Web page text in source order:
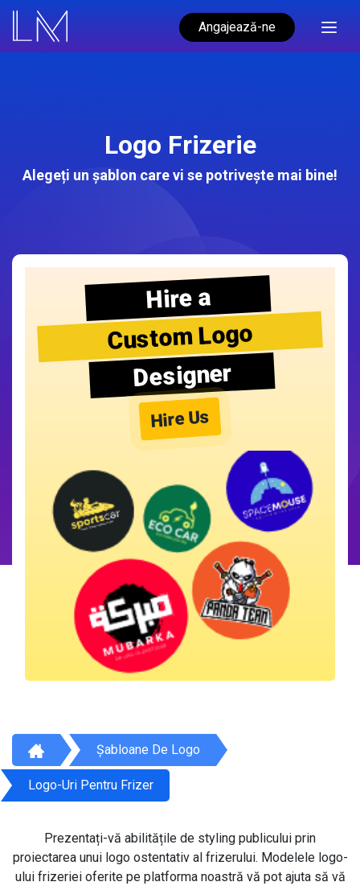
Angajează-ne
Logo Frizerie
Alegeți un șablon care vi se potrivește mai bine!
Hire a
Custom Logo
Designer
Hire Us
Șabloane De Logo
Logo-Uri Pentru Frizer
Prezentați-vă abilitățile de styling publicului prin
proiectarea unui logo ostentativ al frizerului. Modelele logo-
ului frizeriei oferite pe platforma noastră vă pot ajuta să vă